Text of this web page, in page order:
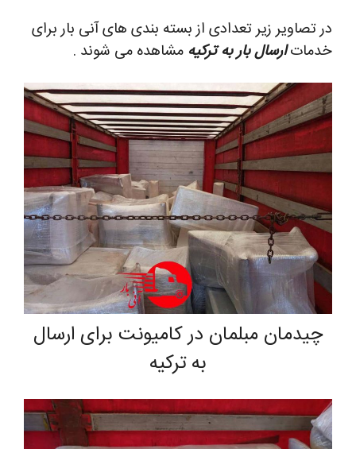
در تصاویر زیر تعدادی از بسته بندی های آنی بار برای
خدماتارسال بار به ترکیه مشاهده می شوند .
چیدمان مبلمان در کامیونت برای ارسال
به ترکیه